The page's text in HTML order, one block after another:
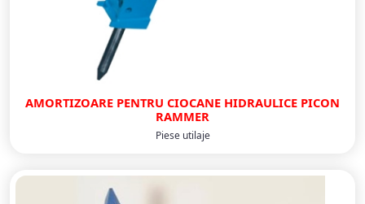
AMORTIZOARE PENTRU CIOCANE HIDRAULICE PICON
RAMMER
Piese utilaje